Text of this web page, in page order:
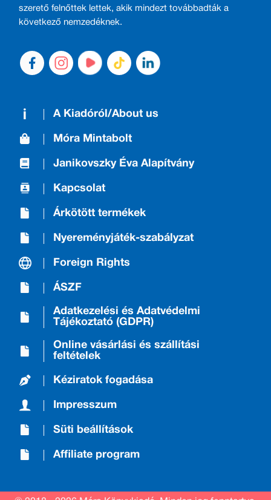
szerető felnőttek lettek, akik mindezt továbbadták a
következő nemzedéknek.
A Kiadóról/About us
Móra Mintabolt
Janikovszky Éva Alapítvány
Kapcsolat
Árkötött termékek
Nyereményjáték-szabályzat
Foreign Rights
ÁSZF
Adatkezelési és Adatvédelmi
Tájékoztató (GDPR)
Online vásárlási és szállítási
feltételek
Kéziratok fogadása
Impresszum
Süti beállítások
Affiliate program